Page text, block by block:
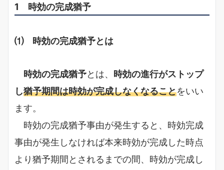
1 時効の完成猶予
⑴ 時効の完成猶予とは
時効の完成猶予とは、 時効の進行がストップ
し猶予期間は時効が完成しなくなることをいい
ます。
時効の完成猶予事由が発生すると、時効完成
事由が発生しなければ本来時効が完成した時点
より猶予期間とされるまでの間、時効が完成し